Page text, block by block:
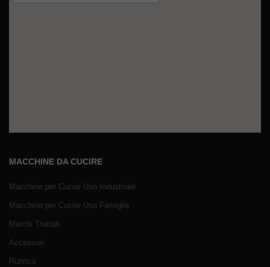
MACCHINE DA CUCIRE
Macchine per Cucire Uso Industriale
Macchine per Cucire Uso Famiglia
Marchi Trattati
Accessori
Rubrica